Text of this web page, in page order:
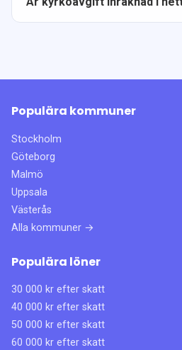
Populära kommuner
Stockholm
Göteborg
Malmö
Uppsala
Västerås
Alla kommuner →
Populära löner
30 000 kr efter skatt
40 000 kr efter skatt
50 000 kr efter skatt
60 000 kr efter skatt